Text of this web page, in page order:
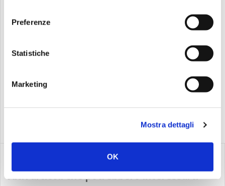
Preferenze
Statistiche
Marketing
Mostra dettagli
OK
come hai visto puoi sfruttare un filone narrativo per dare
carattere alla tua struttura. Devi ovviamente ricordarti di fare
blog, tale per cui i tuoi ospiti capiscano subito che ad aspettarli
quel momento. Devi solo dare sfogo alla tua fantasia e
rimanere coerente con la scelta che farai!
Altri articoli che potrebbero interessarti